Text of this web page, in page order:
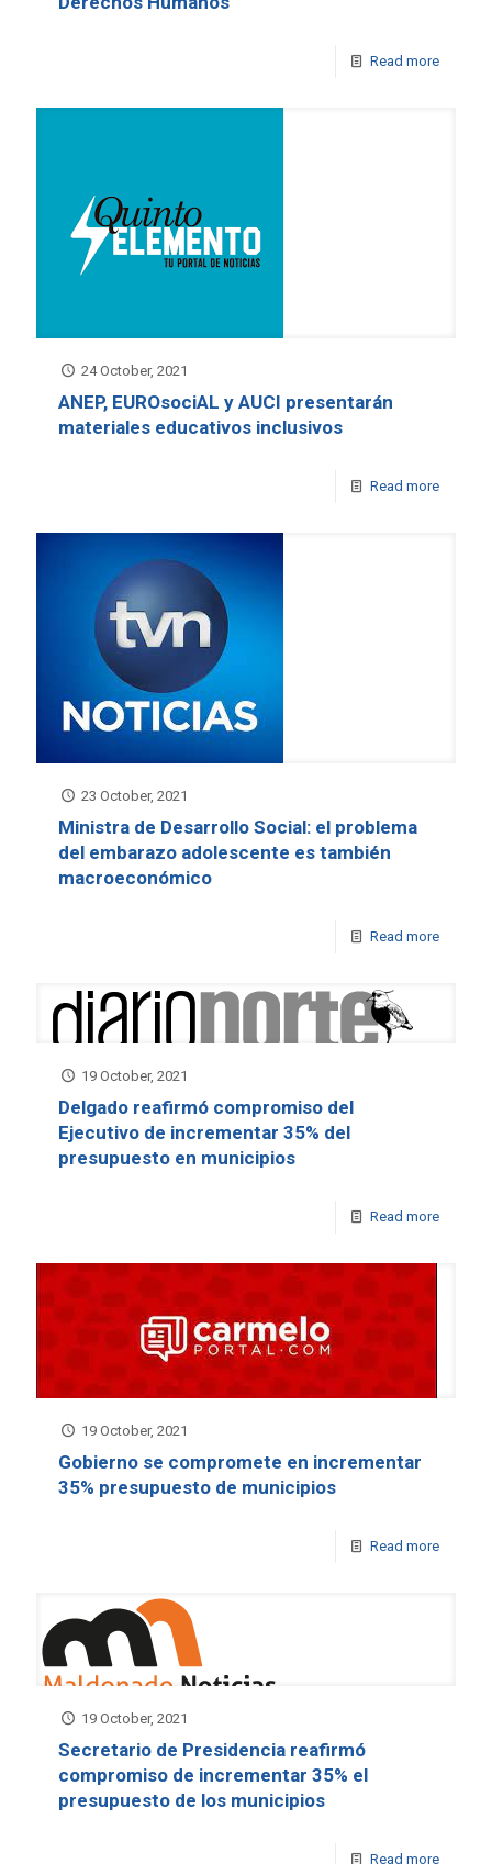
Read more
24 October, 2021
ANEP, EUROsociAL y AUCI presentarán
materiales educativos inclusivos
Read more
23 October, 2021
Ministra de Desarrollo Social: el problema
del embarazo adolescente es también
macroeconómico
Read more
19 October, 2021
Delgado reafirmó compromiso del
Ejecutivo de incrementar 35% del
presupuesto en municipios
Read more
19 October, 2021
Gobierno se compromete en incrementar
35% presupuesto de municipios
Read more
19 October, 2021
Secretario de Presidencia reafirmó
compromiso de incrementar 35% el
presupuesto de los municipios
Read more